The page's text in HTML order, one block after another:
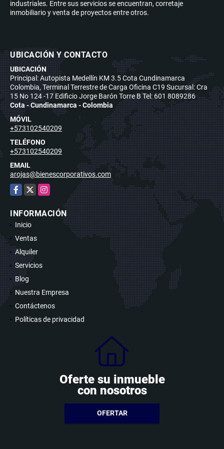
industriales. Entre sus servicios se encuentran, corretaje
inmobiliario y venta de proyectos entre otros.
UBICACIÓN Y CONTACTO
UBICACIÓN
Principal: Autopista Medellín KM 3.5 Cota Cundinamarca
Colombia, Terminal Terrestre de Carga Oficina C19 Sucursal: Cra
15 No 124 -17 Edificio Jorge Barón Torre B Tel: 601 8089286
Cota - Cundinamarca - Colombia
MÓVIL
+573102540209
TELÉFONO
+573102540209
EMAIL
arojas@bienescorporativos.com
Facebook
X Instagram
INFORMACIÓN
Inicio
Ventas
Alquiler
Servicios
Blog
Nuestra Empresa
Contáctenos
Políticas de privacidad
Oferte su inmueble
con nosotros
OFERTAR